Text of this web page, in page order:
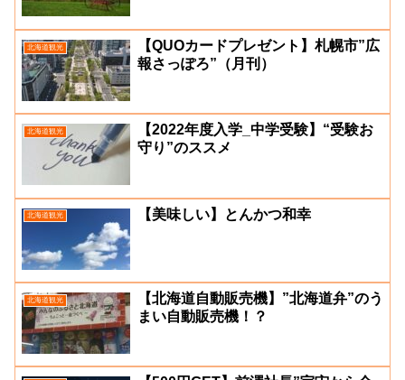
北海道観光
【QUOカードプレゼント】札幌市”広
報さっぽろ”（月刊）
北海道観光
【2022年度入学_中学受験】“受験お
守り”のススメ
北海道観光 【美味しい】とんかつ和幸
北海道観光
【北海道自動販売機】”北海道弁”のう
まい自動販売機！？